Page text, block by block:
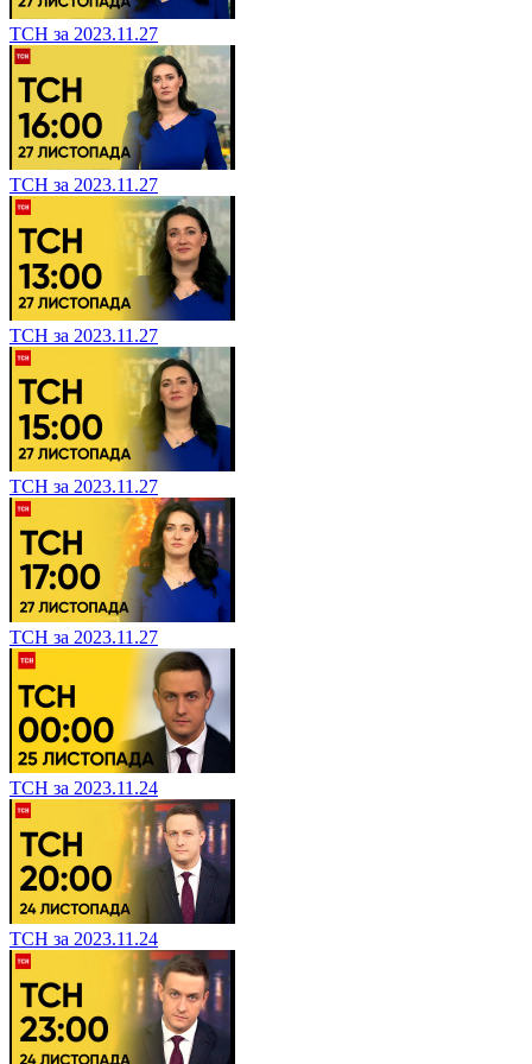
ТСН за 2023.11.27
ТСН за 2023.11.27
ТСН за 2023.11.27
ТСН за 2023.11.27
ТСН за 2023.11.27
ТСН за 2023.11.24
ТСН за 2023.11.24